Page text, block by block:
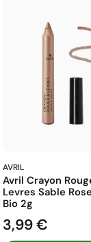
AVRIL
Avril Crayon
Levres Sable
Bio 2g
Prix
3,99 €